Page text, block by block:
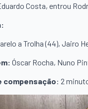
Costa, entrou
a Trolha (44), Jairo
Óscar Rocha, Nuno
compensação: 2